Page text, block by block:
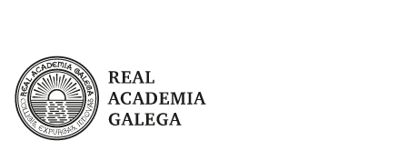
Real Academia Galega